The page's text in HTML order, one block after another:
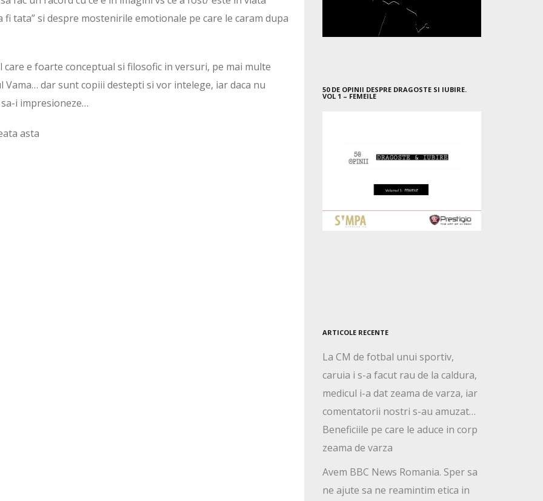
fi tata” si despre mostenirile emotionale pe care le caram dupa
e foarte conceptual si filosofic in versuri, pe mai multe
dar sunt copiii destepti si vor intelege, iar daca nu
i impresioneze…
asta
50 DE OPINII DESPRE DRAGOSTE SI IUBIRE.
VOL 1 – FEMEILE
ARTICOLE RECENTE
La CM de fotbal unui sportiv,
caruia i s-a facut rau de la caldura,
medicul i-a dat zeama de varza, iar
comentatorii nostri s-au amuzat…
Beneficiile pe care le aduce in corp
zeama de varza
Avem BBC News Romania. Sper sa
ne ajute sa ne reamintim etica in